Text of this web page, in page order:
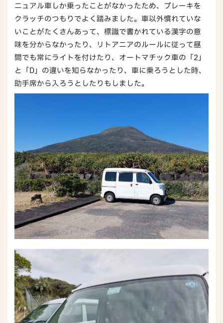
ニュアル車しか乗ったことがなかったため、ブレーキを
クラッチのつもりでよく踏みました。車以外慣れていな
いことがたくさんあって、標識で書かれている漢字の意
味を分からなかったり、リトアニアのルールに従って昼
間でも常にライトを付けたり、オートマチック車の「2」
と「D」の違いを知らなかったり、車に乗ろうとした時、
助手席から入ろうとしたりもしました。